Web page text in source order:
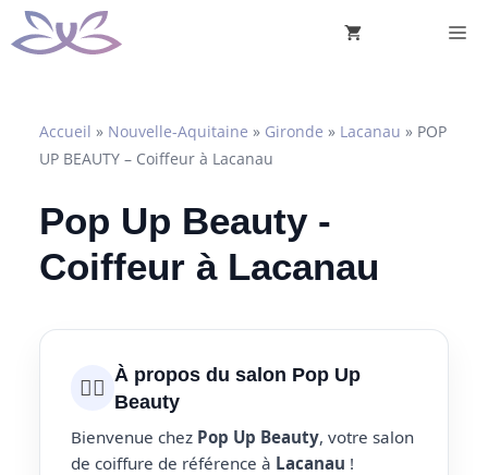
Aller
au
Accueil » Nouvelle-Aquitaine » Gironde » Lacanau » POP
UP BEAUTY – Coiffeur à Lacanau
Pop Up Beauty -
Coiffeur à Lacanau
💇‍♀️ À propos du salon Pop Up
Beauty
Bienvenue chez Pop Up Beauty, votre salon
de coiffure de référence à Lacanau !